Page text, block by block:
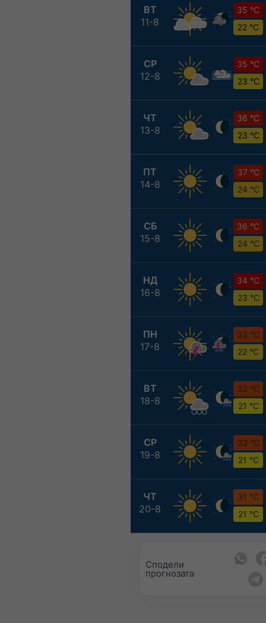
ВТ
11-8
35 °C
22 °C
СР
12-8
35 °C
23 °C
ЧТ
13-8
36 °C
23 °C
ПТ
14-8
37 °C
24 °C
СБ
15-8
36 °C
24 °C
НД
16-8
34 °C
23 °C
ПН
17-8
33 °C
22 °C
ВТ
18-8
32 °C
21 °C
СР
19-8
32 °C
21 °C
ЧТ
20-8
31 °C
21 °C
Сподели
прогнозата